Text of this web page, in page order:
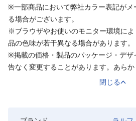
※一部商品において弊社カラー表記がメ
る場合がございます。
※ブラウザやお使いのモニター環境に
品の色味が若干異なる場合があります。
※掲載の価格・製品のパッケージ・デザ
告なく変更することがあります。あらか
閉じる